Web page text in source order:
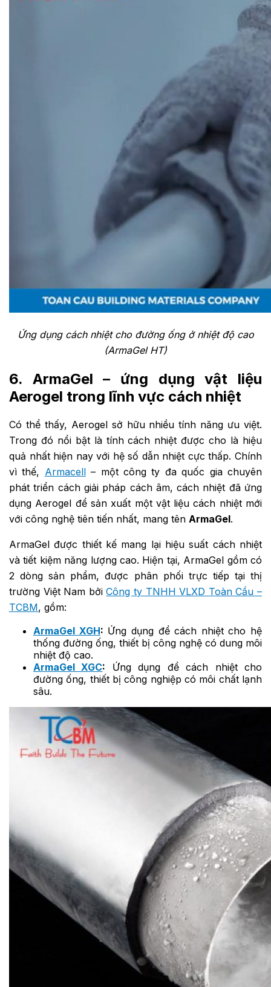
Ứng dụng cách nhiệt cho đường ống ở nhiệt độ cao
(ArmaGel HT)
6. ArmaGel – ứng dụng vật liệu
Aerogel trong lĩnh vực cách nhiệt
Có thể thấy, Aerogel sở hữu nhiều tính năng ưu việt.
Trong đó nổi bật là tính cách nhiệt được cho là hiệu
quả nhất hiện nay với hệ số dẫn nhiệt cực thấp. Chính
vì thế, Armacell– một công ty đa quốc gia chuyên
phát triển cách giải pháp cách âm, cách nhiệt đã ứng
dụng Aerogel để sản xuất một vật liệu cách nhiệt mới
với công nghệ tiên tiến nhất, mang tên ArmaGel.
ArmaGel được thiết kế mang lại hiệu suất cách nhiệt
và tiết kiệm năng lượng cao. Hiện tại, ArmaGel gồm có
2 dòng sản phẩm, được phân phối trực tiếp tại thị
trường Việt Nam bởiCông ty TNHH VLXD Toàn Cầu –
TCBM, gồm:
ArmaGel XGH: Ứng dụng để cách nhiệt cho hệ
thống đường ống, thiết bị công nghệ có dung môi
nhiệt độ cao.
ArmaGel XGC: Ứng dụng để cách nhiệt cho
đường ống, thiết bị công nghiệp có môi chất lạnh
sâu.